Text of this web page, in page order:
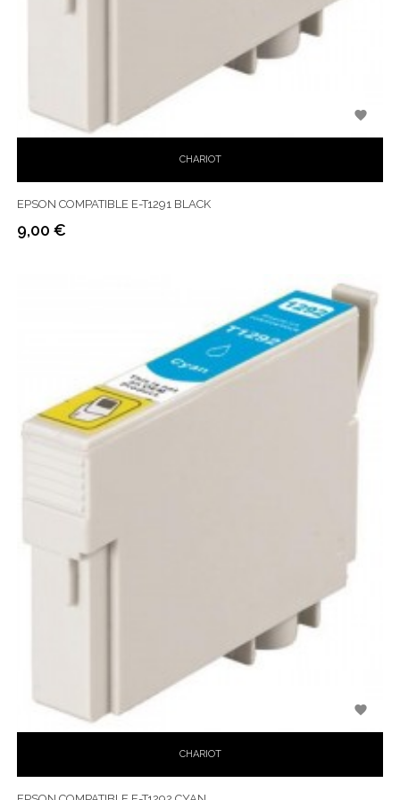
CHARIOT

EPSON COMPATIBLE E-T1291 BLACK
Prix
9,00 €
CHARIOT
